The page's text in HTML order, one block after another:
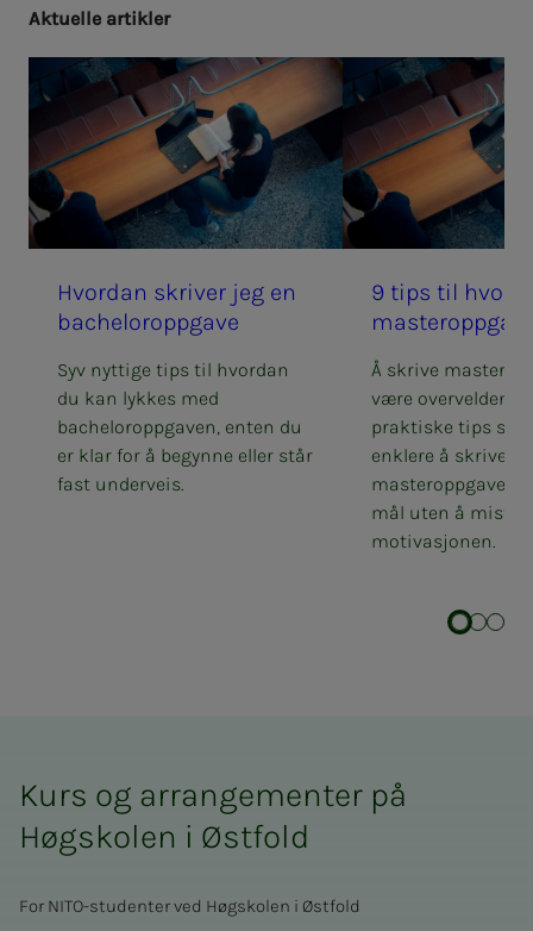
Ak­tu­el­­­le ar­­­tik­­­ler
Hvor­­­­­dan skri­­­ver jeg en
bachel­or­opp­­­ga­­­ve
Syv nyttige tips til hvordan
du kan lykkes med
bacheloroppgaven, enten du
er klar for å begynne eller står
fast underveis.
9 tips til
Å skrive
være
praktiske tips
enklere å skrive
masteroppgave
mål uten å miste
motivasjonen.
Kurs og arrangementer på
Høgskolen i Østfold
For NITO-studenter ved Høgskolen i Østfold